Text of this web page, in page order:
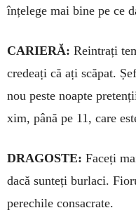
înțelege mai bine pe ce
CARIERĂ: Reintrați
credeați că ați scăpat.
nou peste noapte
xim, până pe 11, care
DRAGOSTE: Faceți
dacă sunteți burlaci.
perechile consacrate.